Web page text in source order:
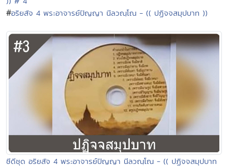
#อริยสัจ 4 พระอาจารย์ปัญญา นีลวณฺโณ - (( ปฏิจจสมุปบาท ))
ซีดีชุด อริยสัจ 4 พระอาจารย์ปัญญา นีลวณฺโณ - (( ปฏิจจสมุปบาท